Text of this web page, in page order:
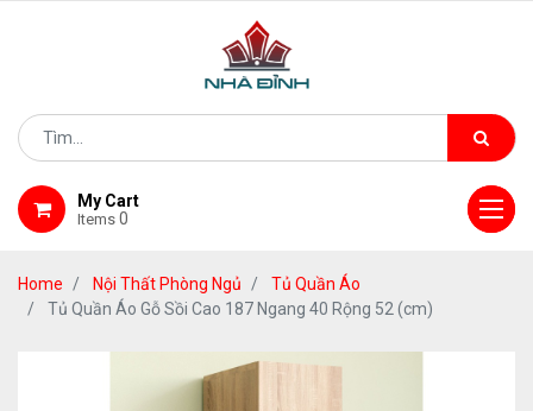
My Cart
Items 0
Home Nội Thất Phòng Ngủ
Tủ Quần Áo
Tủ Quần Áo Gỗ Sồi Cao 187 Ngang 40 Rộng 52 (cm)